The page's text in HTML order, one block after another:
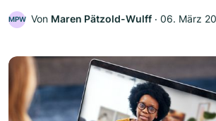
MPW Von Maren Pätzold-Wulff ‧ 06. März